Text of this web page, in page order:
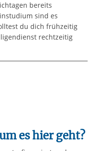
bereits
sind es
du dich frühzeitig
rechtzeitig
es hier geht?